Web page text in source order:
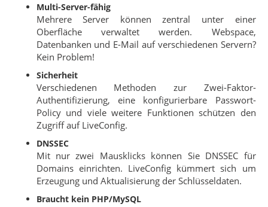
Multi-Server-fähig
Mehrere Server können zentral unter einer
Oberfläche verwaltet werden. Webspace,
Datenbanken und E-Mail auf verschiedenen Servern?
Kein Problem!
Sicherheit
Verschiedenen Methoden zur Zwei-Faktor-
Authentifizierung, eine konfigurierbare Passwort-
Policy und viele weitere Funktionen schützen den
Zugriff auf LiveConfig.
DNSSEC
Mit nur zwei Mausklicks können Sie DNSSEC für
Domains einrichten. LiveConfig kümmert sich um
Erzeugung und Aktualisierung der Schlüsseldaten.
Braucht kein PHP/MySQL